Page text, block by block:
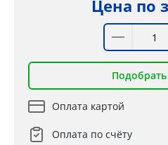
Цена по
Оплата картой
Оплата по счёту